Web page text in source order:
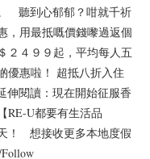
聽到心郁郁？咁就千祈
，用最抵嘅價錢嚟過返個
２４９９起，平均每人五
優惠啦！ 超抵八折入住
閱讀：現在開始征服香
U都要有生活品
！ 想接收更多本地度假